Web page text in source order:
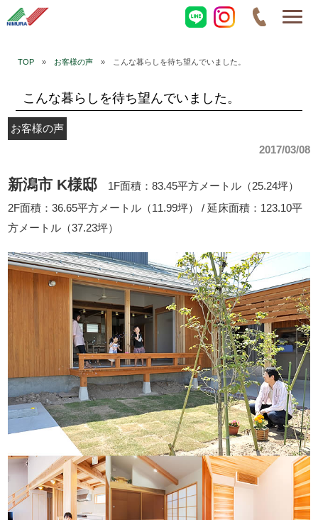
TOP» お客様の声» こんな暮らしを待ち望んでいました。
こんな暮らしを待ち望んでいました。
お客様の声
2017/03/08
新潟市 K様邸 1F面積：83.45平方メートル（25.24坪）
2F面積：36.65平方メートル（11.99坪） / 延床面積：123.10平
方メートル（37.23坪）